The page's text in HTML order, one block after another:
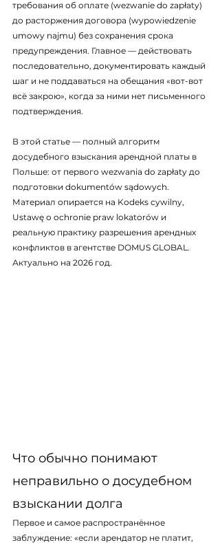
требования об оплате (wezwanie do zapłaty)
до расторжения договора (wypowiedzenie
umowy najmu) без сохранения срока
предупреждения. Главное — действовать
последовательно, документировать каждый
шаг и не поддаваться на обещания «вот-вот
всё закрою», когда за ними нет письменного
подтверждения.
В этой статье — полный алгоритм
досудебного взыскания арендной платы в
Польше: от первого wezwania do zapłaty до
подготовки dokumentów sądowych.
Материал опирается на Kodeks cywilny,
Ustawę o ochronie praw lokatorów и
реальную практику разрешения арендных
конфликтов в агентстве DOMUS GLOBAL.
Актуально на 2026 год.
Что обычно понимают
неправильно о досудебном
взыскании долга
Первое и самое распространённое
заблуждение: «если арендатор не платит,